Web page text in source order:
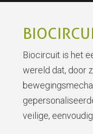
Biocircuit is het
wereld dat, door
veilige,